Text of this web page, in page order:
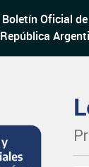
Boletín Oficial
República